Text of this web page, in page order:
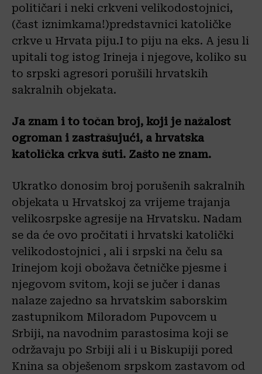
političari i neki crkveni velikodostojnici,
(čast iznimkama!)predstavnici katoličke
crkve u Hrvata piju.I to piju na eks. A jesu li
upitali tog istog Irineja i njegove, koliko su
to srpski agresori porušili hrvatskih
sakralnih objekata.
Ja znam i to točan broj, koji je nažalost
ogroman i zastrašujući, a hrvatska
katolička crkva šuti. Zašto ne znam.
Ukratko donosim broj porušenih sakralnih
objekata u Hrvatskoj za vrijeme trajanja
velikosrpske agresije na Hrvatsku. Nadam
se da će ovo pročitati i hrvatski katolički
velikodostojnici , ali i srpski na čelu sa
Irinejom koji obožava četničke pjesme i
njegovom svitom, koji se jučer i danas
nalaze zajedno sa hrvatskim saborskim
zastupnikom Miloradom Pupovcem u
Srbiji, na navodnim parastosima koji se
održavaju po Srbiji ali i u Biskupiji pored
Knina sa obješenom srpskom zastavom od